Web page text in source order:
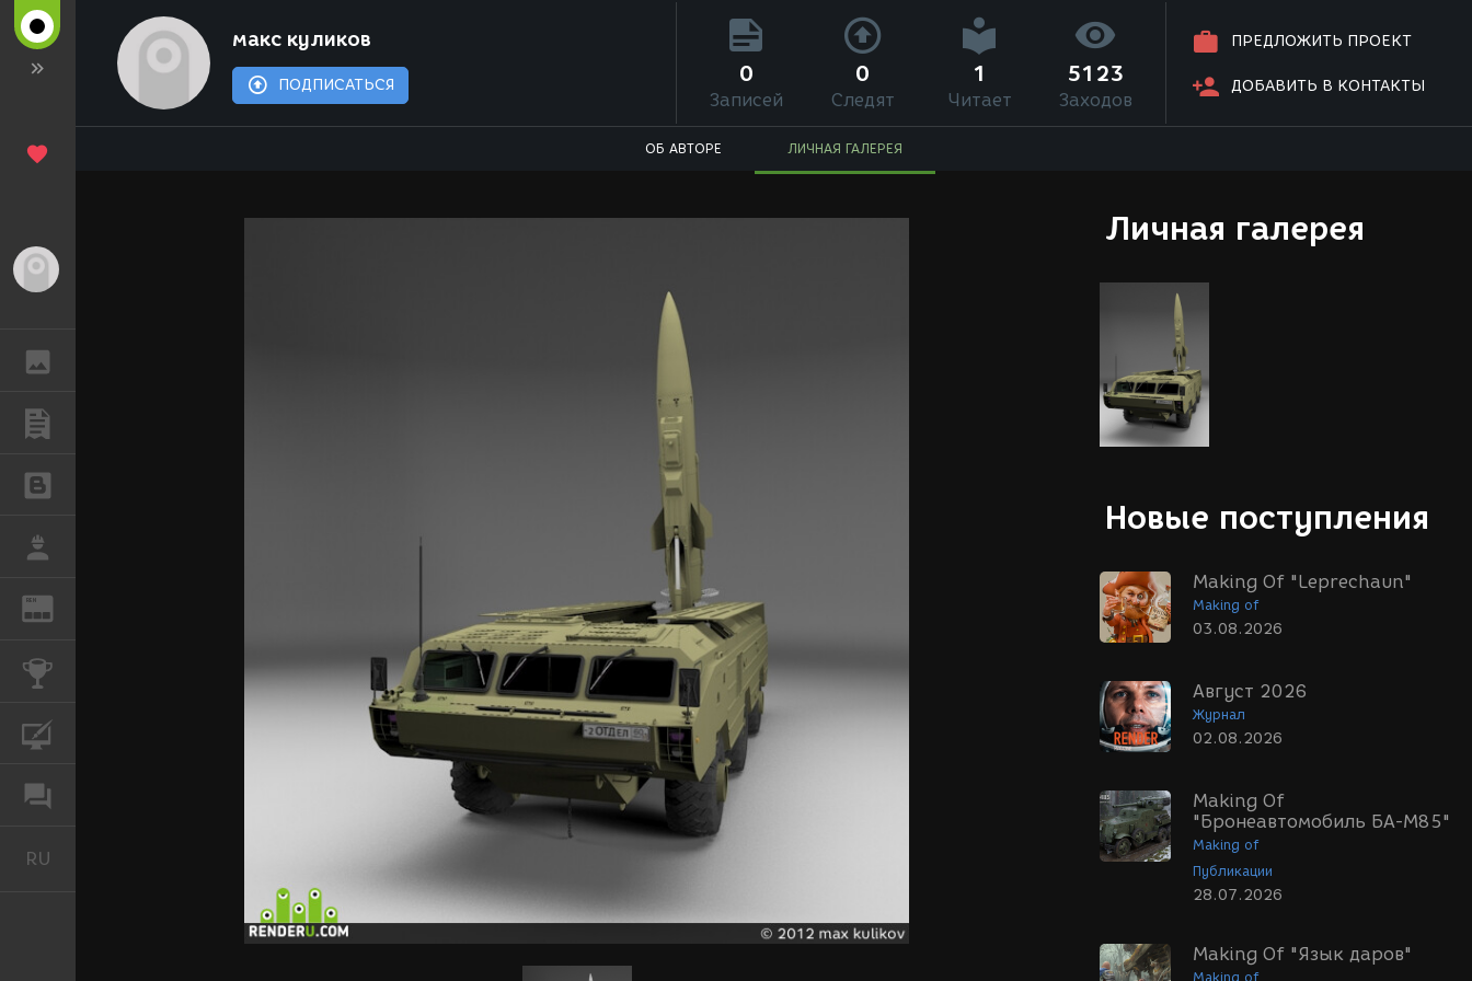
REN
RU
макс куликов
ПОДПИСАТЬСЯ
ПРЕДЛОЖИТЬ ПРОЕКТ
ДОБАВИТЬ В КОНТАКТЫ
0
Записей
0
Следят
1
Читает
5123
Заходов
ОБ АВТОРЕ ЛИЧНАЯ ГАЛЕРЕЯ
Личная галерея
Новые поступления
Making Of "Leprechaun"
Making of
03.08.2026
Август 2026
Журнал
02.08.2026
Making Of
"Бронеавтомобиль БА-М85"
Making of
Публикации
28.07.2026
Making Of "Язык даров"
Making of